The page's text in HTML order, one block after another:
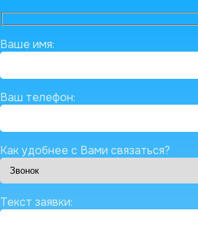
Ваше имя:
Ваш телефон:
Как удобнее с Вами связаться?
Текст заявки: